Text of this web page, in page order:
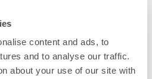
content and ads, to
and to analyse our traffic.
about your use of our site with